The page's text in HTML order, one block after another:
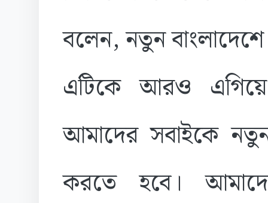
বলেন, নতুন
এটিকে আরও
আমাদের সবাইকে
করতে হবে।